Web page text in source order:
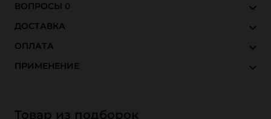
ВОПРОСЫ 0
ДОСТАВКА
ОПЛАТА
ПРИМЕНЕНИЕ
Товар из подборок